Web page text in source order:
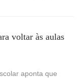
voltar às aulas
aponta que